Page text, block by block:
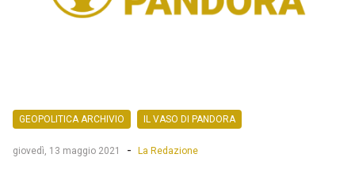
GEOPOLITICA ARCHIVIO IL VASO DI PANDORA
giovedì, 13 maggio 2021 - La Redazione